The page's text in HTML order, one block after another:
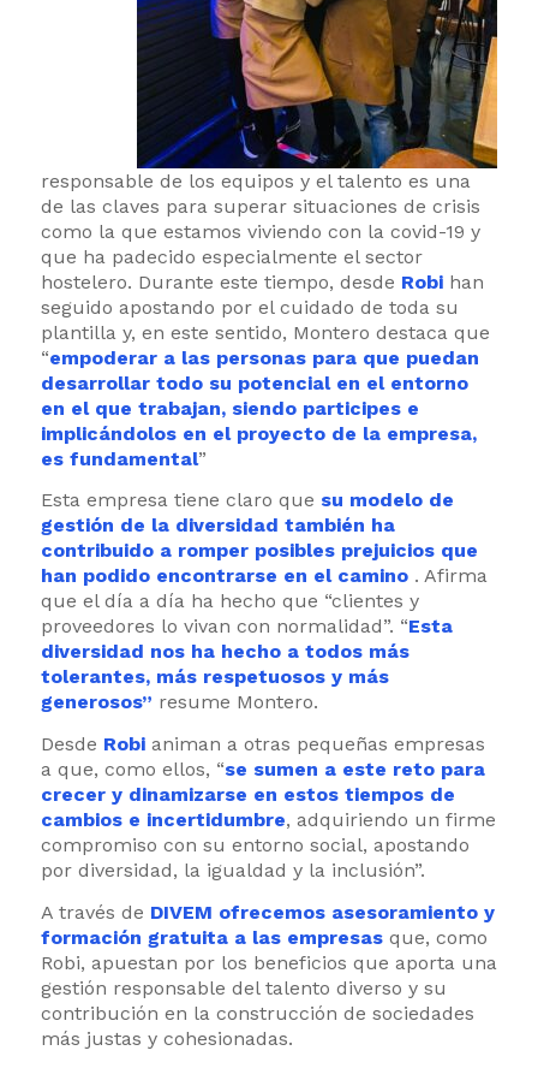
responsable de los equipos y el talento es una
de las claves para superar situaciones de crisis
como la que estamos viviendo con la covid-19 y
que ha padecido especialmente el sector
hostelero. Durante este tiempo, desde Robihan
seguido apostando por el cuidado de toda su
plantilla y, en este sentido, Montero destaca que
“empoderar a las personas para que puedan
desarrollar todo su potencial en el entorno
en el que trabajan, siendo participes e
implicándolos en el proyecto de la empresa,
es fundamental”
Esta empresa tiene claro que su modelo de
gestión de la diversidad también ha
contribuido a romper posibles prejuicios que
han podido encontrarse en el camino. Afirma
que el día a día ha hecho que “clientes y
proveedores lo vivan con normalidad”. “Esta
diversidad nos ha hecho a todos más
tolerantes, más respetuosos y más
generosos” resume Montero.
Desde Robianiman a otras pequeñas empresas
a que, como ellos, “se sumen a este reto para
crecer y dinamizarse en estos tiempos de
cambios e incertidumbre, adquiriendo un firme
compromiso con su entorno social, apostando
por diversidad, la igualdad y la inclusión”.
A través de DIVEM ofrecemos asesoramiento y
formación gratuita a las empresasque, como
Robi, apuestan por los beneficios que aporta una
gestión responsable del talento diverso y su
contribución en la construcción de sociedades
más justas y cohesionadas.